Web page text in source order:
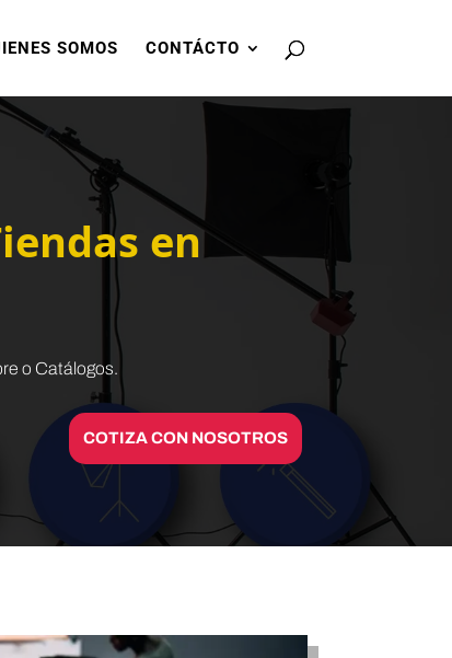
SOMOS CONTÁCTO
en
o Catálogos.
COTIZA CON NOSOTROS